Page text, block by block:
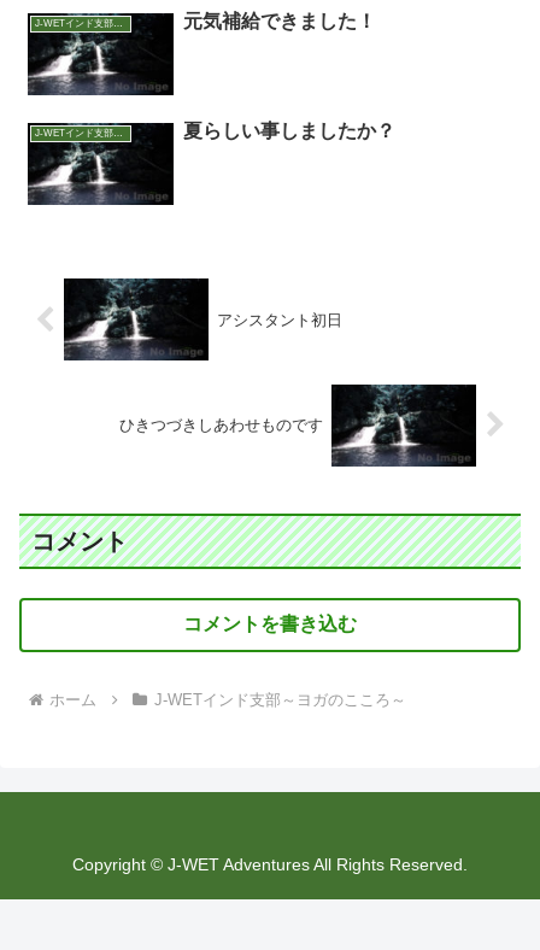
J-WETインド支部～ヨガのこころ～ 元気補給できました！
J-WETインド支部～ヨガのこころ～ 夏らしい事しましたか？
アシスタント初日
ひきつづきしあわせものです
コメント
コメントを書き込む
ホーム J-WETインド支部～ヨガのこころ～
Copyright © J-WET Adventures All Rights Reserved.